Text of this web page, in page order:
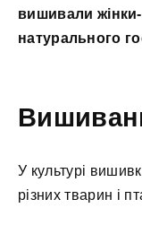
вишивали
натурального
У культурі
різних тварин і